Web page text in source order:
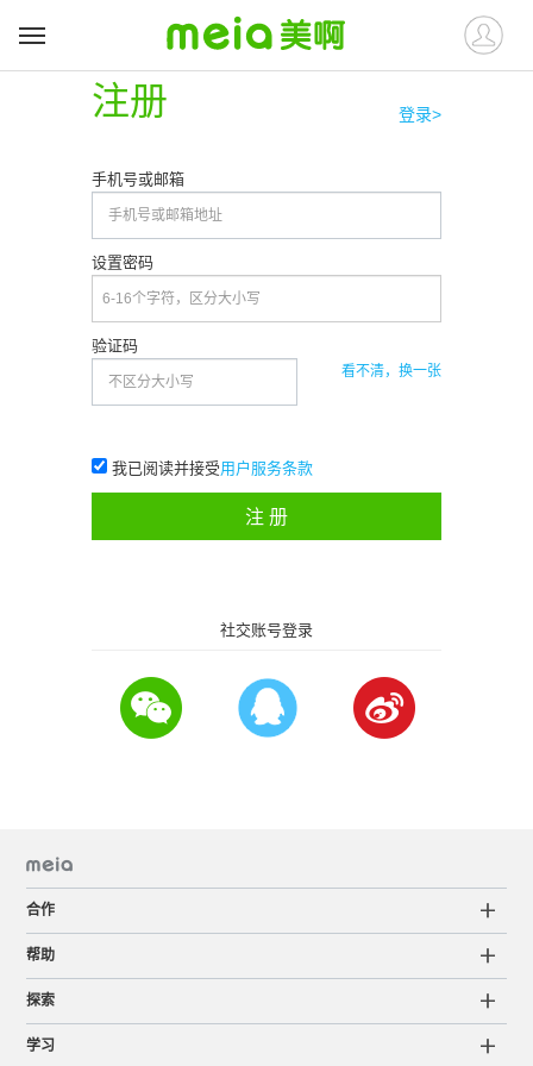
注册 登录>
手机号或邮箱
设置密码
验证码
看不清，换一张
我已阅读并接受用户服务条款
注 册
社交账号登录
合作
帮助
探索
学习